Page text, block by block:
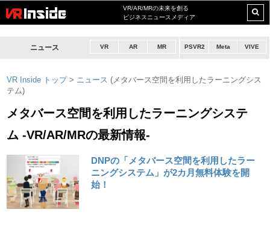
VR/AR/MRの未来を創る
ビジネスニュースメディア
ニュース VR AR MR PSVR2 Meta VIVE
VR Inside トップ > ニュース (メタバース空間を利用したラーニングシス
テム)
メタバース空間を利用したラーニングシステ
ム -VR/AR/MRの最新情報-
DNPの「メタバース空間を利用したラー
ニングシステム」が2カ月無料体験を開
始！